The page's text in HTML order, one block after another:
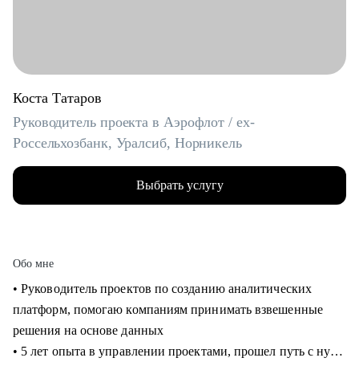
Коста Татаров
Руководитель проекта в Аэрофлот / ex-
Россельхозбанк, Уралсиб, Норникель
Выбрать услугу
Обо мне
• Руководитель проектов по созданию аналитических
платформ, помогаю компаниям принимать взвешенные
решения на основе данных
• 5 лет опыта в управлении проектами, прошел путь с нуля